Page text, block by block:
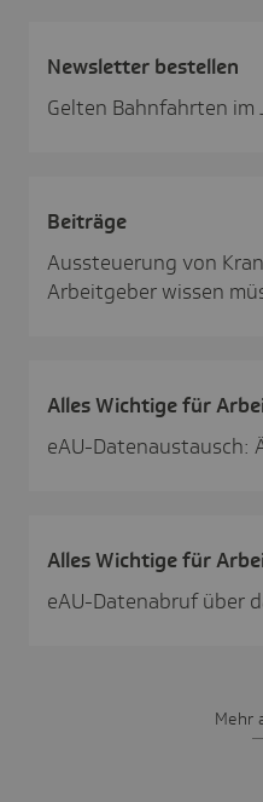
News­letter bestellen
Gelten Bahnfahrten im
Beiträge
Aussteuerung von
Arbeitgeber wissen
Alles Wich­tige für
eAU-Datenaustausch:
Alles Wich­tige für
eAU-Datenabruf über
Mehr